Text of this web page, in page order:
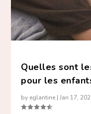
Quelles sont
pour les
by eglantine |Jan 17,